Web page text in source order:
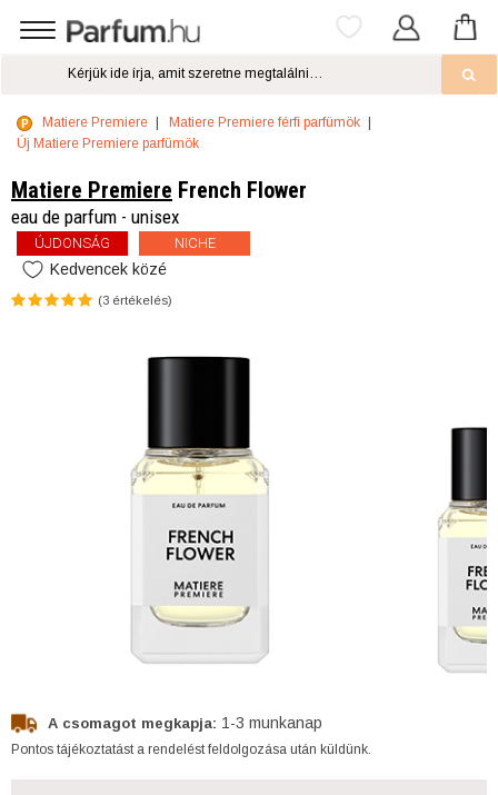
Matiere Premiere
Matiere Premiere férfi parfümök
Új Matiere Premiere parfümök
Matiere Premiere French Flower
eau de parfum - unisex
ÚJDONSÁG NICHE
Kedvencek közé
(3 értékelés)
A csomagot megkapja: 1-3 munkanap
Pontos tájékoztatást a rendelést feldolgozása után küldünk.